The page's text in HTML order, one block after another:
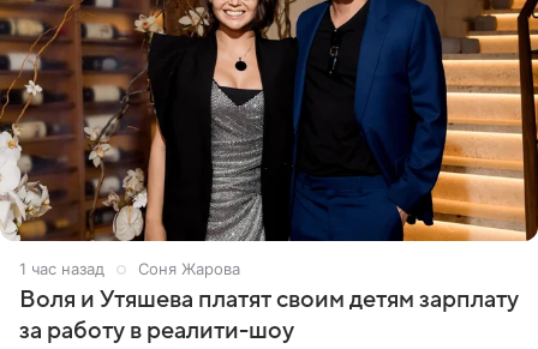
1 час назад Соня Жарова
Воля и Утяшева платят своим детям зарплату
за работу в реалити-шоу